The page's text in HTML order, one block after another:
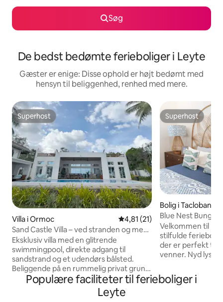
Søg
De bedst bedømte ferieboliger i Leyte
Gæster er enige: Disse ophold er højt bedømt med
hensyn til beliggenhed, renhed med mere.
Superhost
Superhost
Villa i Ormoc 4,81 ud af 5 i gennemsnitlig
4,81 (21)
Sand Castle Villa – ved stranden og med
glitrende pool
Eksklusiv villa med en glitrende
swimmingpool, direkte adgang til
sandstrand og et udendørs bålsted.
Beliggende på en rummelig privat grund
med udsigt over Ormoc Bay. Nyd dage i
resortstil ved poolen og uforglemmelige
nætter under stjernerne. Hold en
Superhost
Superhost
Bolig i Tacloban
Blue Nest
Velkommen til
stilfulde
der er perfekt til
venner. Nyd
lounge og et
hvor du kan
Populære faciliteter til ferieboliger i
Leyte